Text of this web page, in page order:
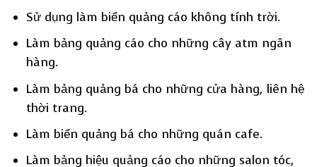
Sử dụng làm biển quảng cáo không tính trời.
Làm bảng quảng cáo cho những cây atm ngân
hàng.
Làm bảng quảng bá cho những cửa hàng, liên hệ
thời trang.
Làm biển quảng bá cho những quán cafe.
Làm bảng hiệu quảng cáo cho những salon tóc,